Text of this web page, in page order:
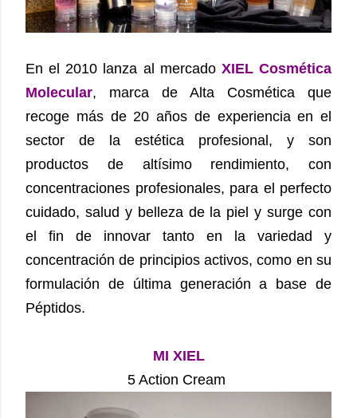
En el 2010 lanza al mercado XIEL Cosmética
Molecular, marca de Alta Cosmética que
recoge más de 20 años de experiencia en el
sector de la estética profesional, y son
productos de altísimo rendimiento, con
concentraciones profesionales, para el perfecto
cuidado, salud y belleza de la piel y surge con
el fin de innovar tanto en la variedad y
concentración de principios activos, como en su
formulación de última generación a base de
Péptidos.
MI XIEL
5 Action Cream